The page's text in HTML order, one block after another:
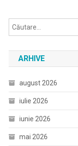
ARHIVE
august 2026
iulie 2026
iunie 2026
mai 2026